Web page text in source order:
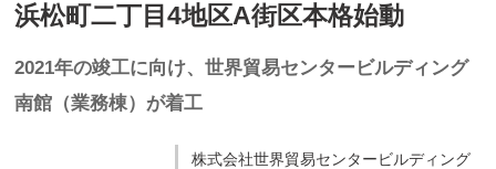
浜松町二丁目4地区A街区本格始動
2021年の竣工に向け、世界貿易センタービルディング
南館（業務棟）が着工
株式会社世界貿易センタービルディング